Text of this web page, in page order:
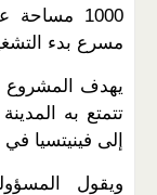
1000
مسرع بدء
يهدف المشروع
تتمتع به
إلى فينيتسيا في عام
ويقول